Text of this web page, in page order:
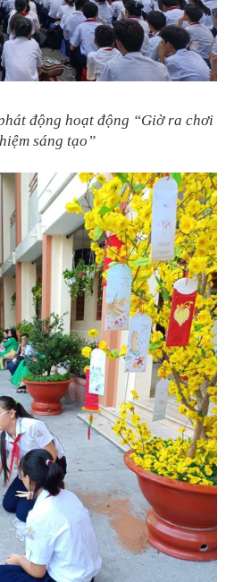
động hoạt động “Giờ ra chơi
sáng tạo”